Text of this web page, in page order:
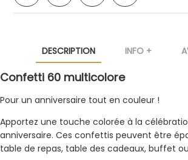
DESCRIPTION INFO +
Confetti 60 multicolore
Pour un anniversaire tout en couleur !
Apportez une touche colorée à la
anniversaire. Ces confettis peuvent être
table de repas, table des cadeaux, buffet